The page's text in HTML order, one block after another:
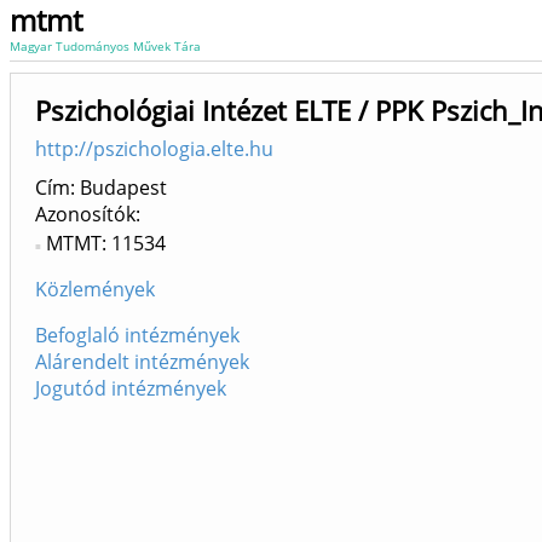
mtmt
Magyar Tudományos Művek Tára
Pszichológiai Intézet ELTE / PPK
http://pszichologia.elte.hu
Cím: Budapest
Azonosítók
MTMT: 11534
Közlemények
Befoglaló intézmények
Alárendelt intézmények
Jogutód intézmények